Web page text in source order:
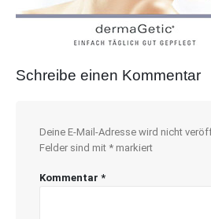
Schreibe einen Kommentar
Deine E-Mail-Adresse wird nicht
Felder sind mit * markiert
Kommentar *